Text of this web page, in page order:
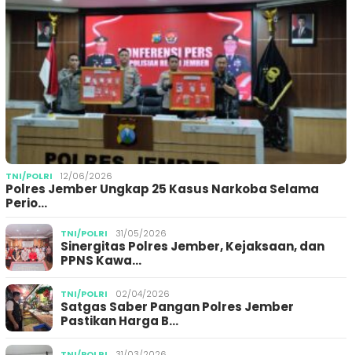
TNI/POLRI 12/06/2026
Polres Jember Ungkap 25 Kasus Narkoba Selama
Perio…
TNI/POLRI 31/05/2026
Sinergitas Polres Jember, Kejaksaan, dan
PPNS Kawa…
TNI/POLRI 02/04/2026
Satgas Saber Pangan Polres Jember
Pastikan Harga B…